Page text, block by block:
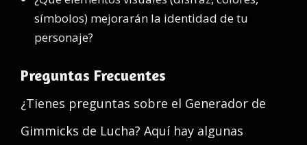
símbolos) mejorarán la identidad de tu
personaje?
Preguntas Frecuentes
¿Tienes preguntas sobre el Generador de
Gimmicks de Lucha? Aquí hay algunas